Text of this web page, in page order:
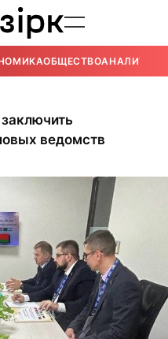
ОБЩЕСТВОАНАЛИТИКА
ведомств